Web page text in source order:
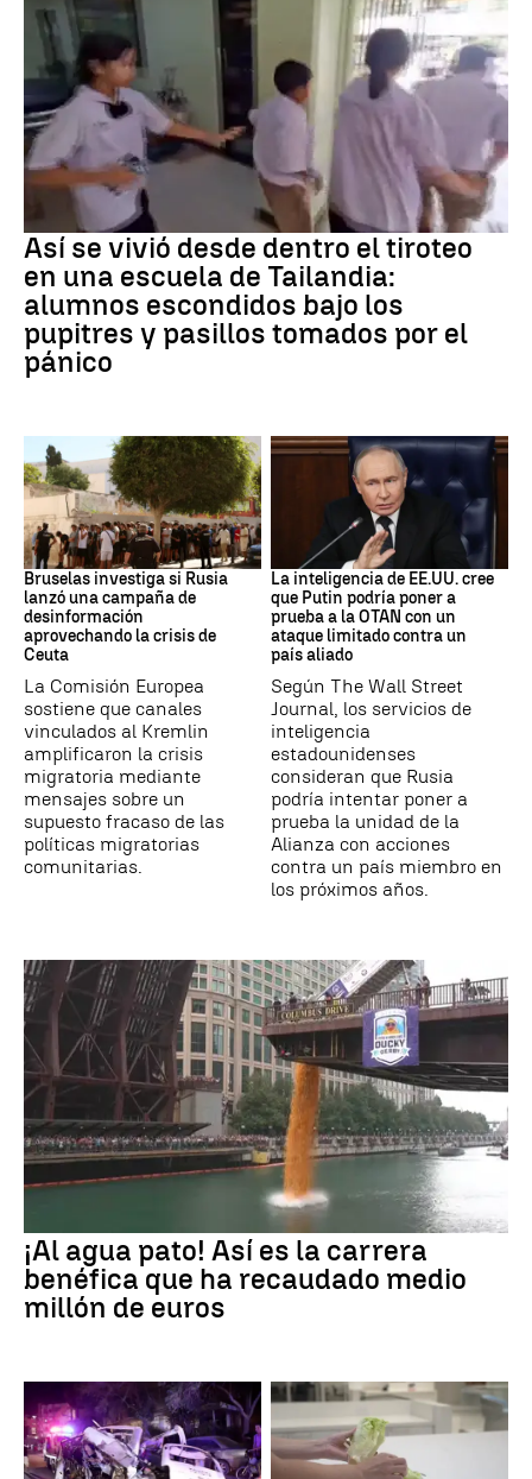
Así se vivió desde dentro el tiroteo
en una escuela de Tailandia:
alumnos escondidos bajo los
pupitres y pasillos tomados por el
pánico
Desinformación rusa
Bruselas investiga si Rusia
lanzó una campaña de
desinformación
aprovechando la crisis de
Ceuta
La Comisión Europea
sostiene que canales
vinculados al Kremlin
amplificaron la crisis
migratoria mediante
mensajes sobre un
supuesto fracaso de las
políticas migratorias
comunitarias.
OTAN
La inteligencia de EE.UU. cree
que Putin podría poner a
prueba a la OTAN con un
ataque limitado contra un
país aliado
Según The Wall Street
Journal, los servicios de
inteligencia
estadounidenses
consideran que Rusia
podría intentar poner a
prueba la unidad de la
Alianza con acciones
contra un país miembro en
los próximos años.
¡Al agua pato! Así es la carrera
benéfica que ha recaudado medio
millón de euros